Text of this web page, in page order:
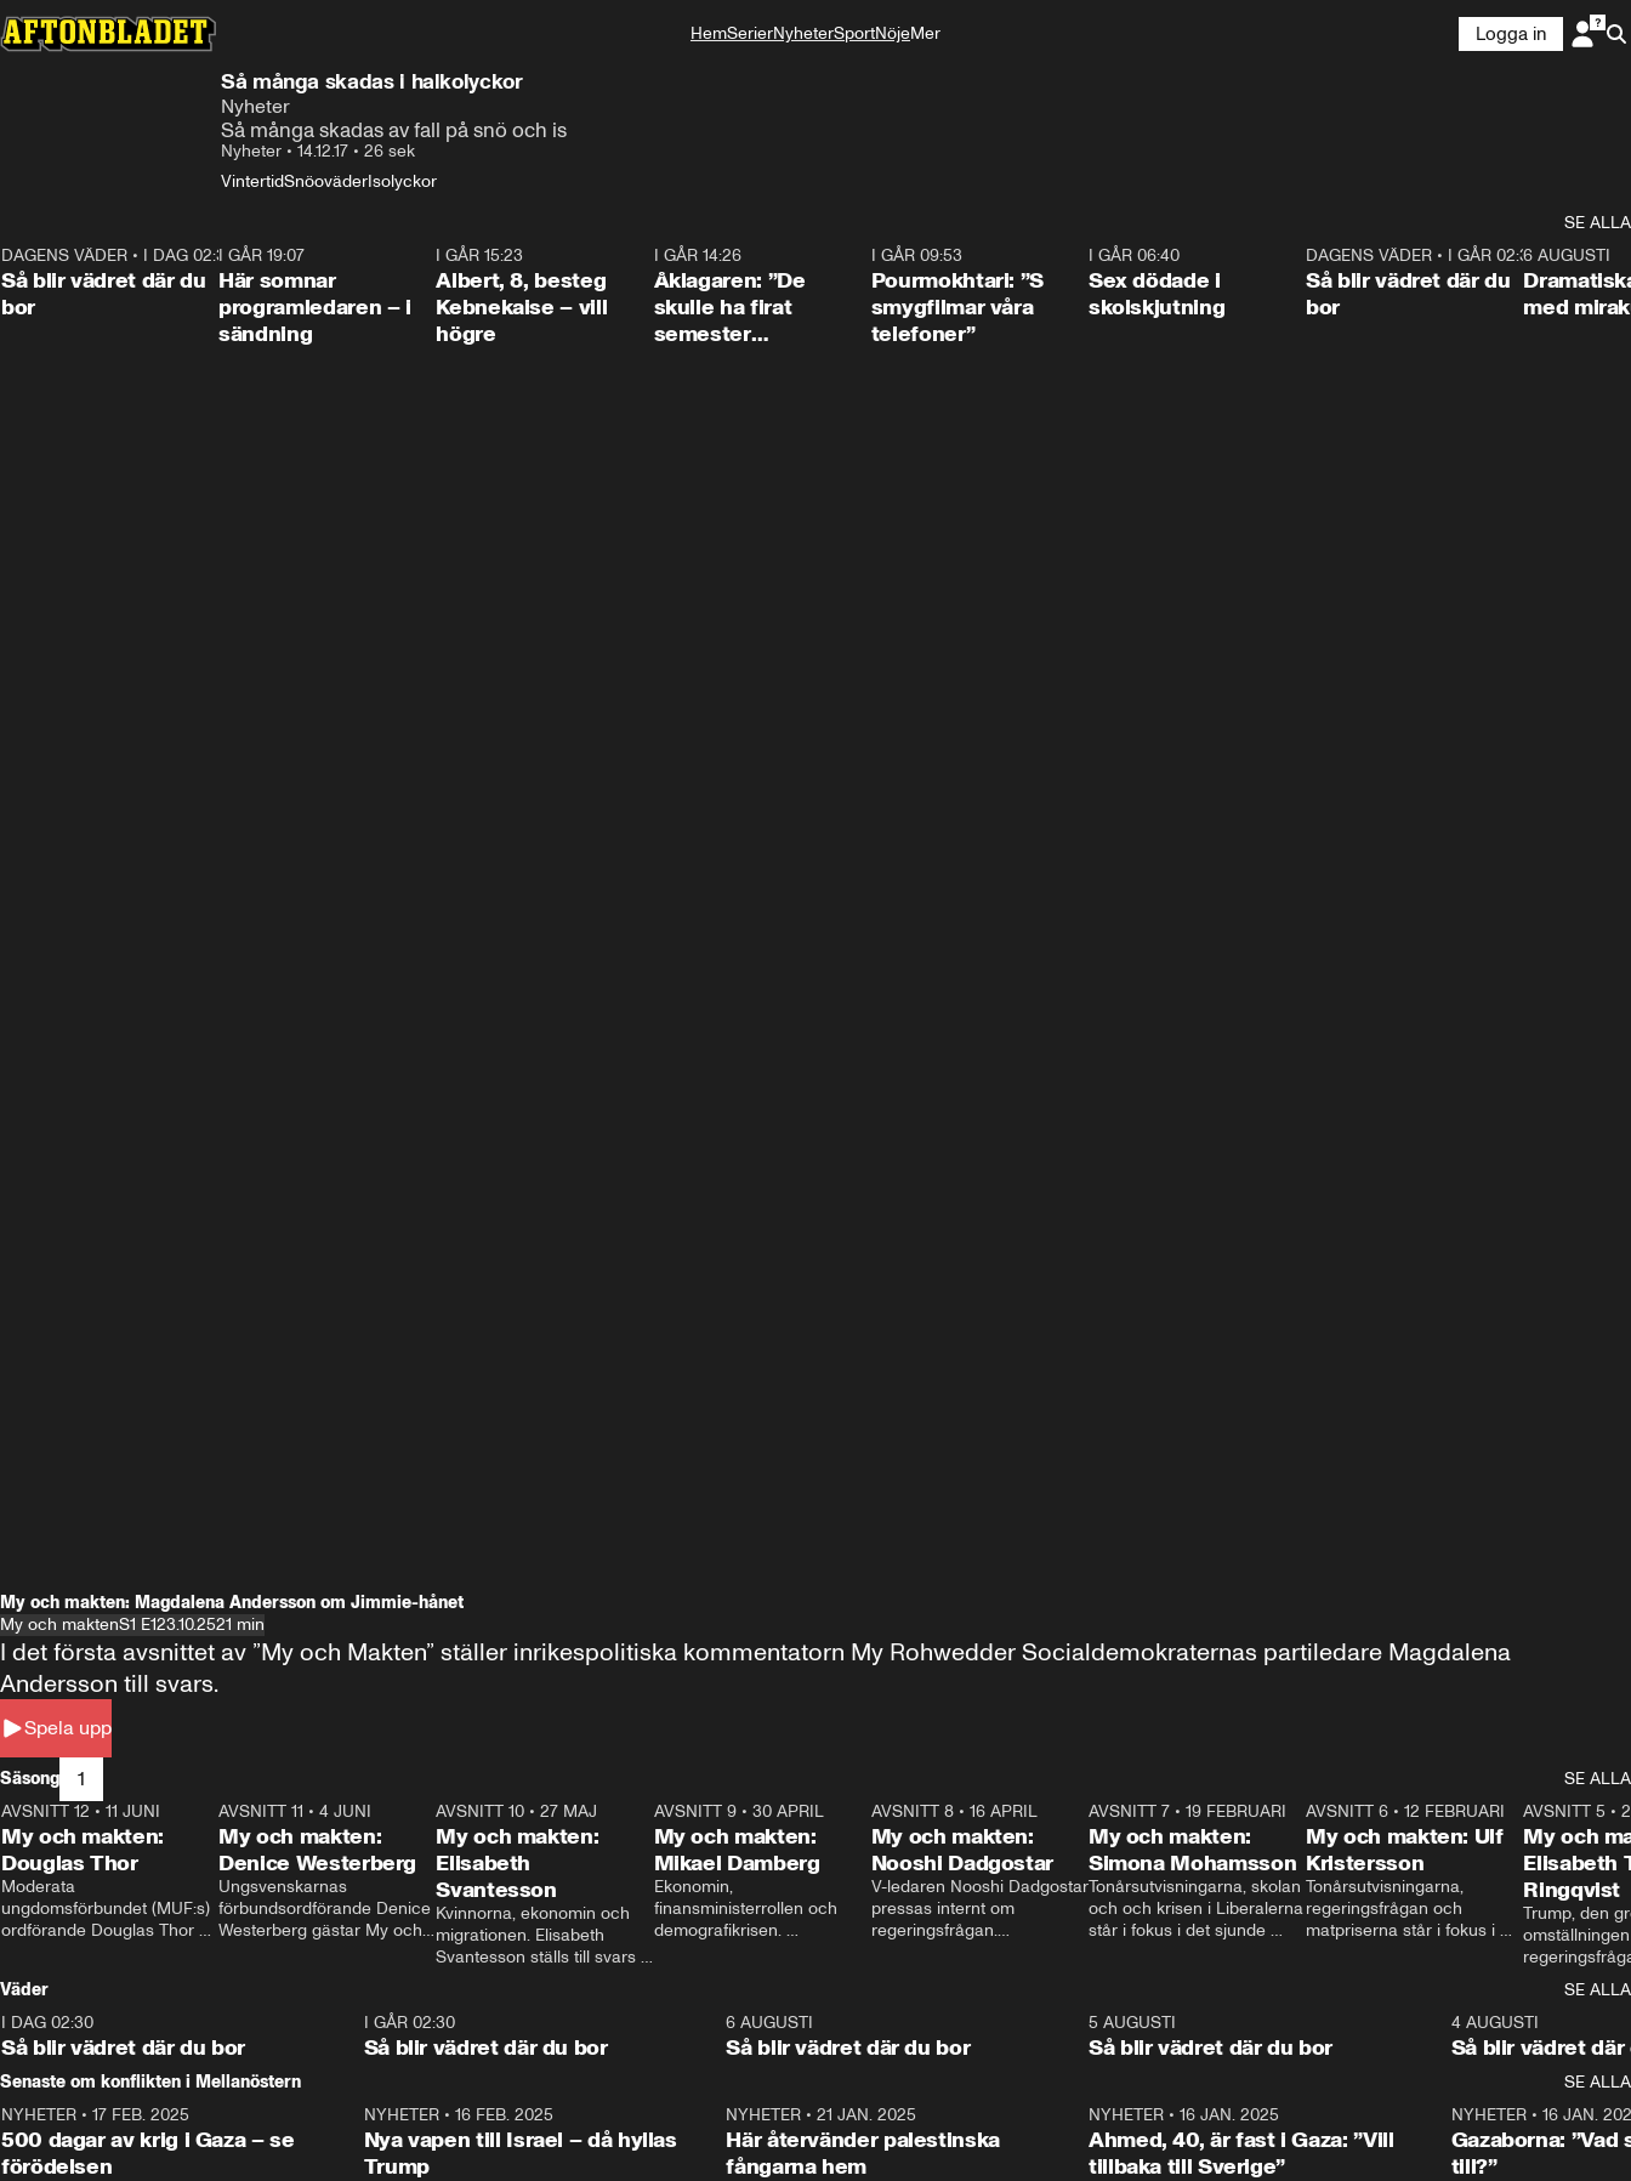
HemSerierNyheterSportNöjeMer
Logga in
Så många skadas i halkolyckor
Nyheter
Så många skadas av fall på snö och is
Nyheter • 14.12.17 • 26 sek
VintertidSnöoväderIsolyckor
SE ALLA
1:06
DAGENS VÄDER • I DAG 02:30
Så blir vädret där du
bor
I GÅR 19:07
Här somnar
programledaren – i
sändning
I GÅR 15:23
Albert, 8, besteg
Kebnekaise – vill
högre
I GÅR 14:26
Åklagaren: ”De
skulle ha firat
semester
I GÅR 09:53
Pourmokhtari: ”S
smygfilmar våra
telefoner”
I GÅR 06:40
Sex dödade i
skolskjutning
1:06
DAGENS VÄDER • I GÅR 02:30
Så blir vädret där du
bor
6 AUGUSTI
med
My och makten: Magdalena Andersson om Jimmie-hånet
My och maktenS1 E123.10.2521 min
Spela upp
I det första avsnittet av ”My och Makten” ställer inrikespolitiska kommentatorn My Rohwedder Socialdemokraternas partiledare Magdalena
Andersson till svars.
Säsong 1
SE ALLA
26:27
AVSNITT 12 • 11 JUNI
My och makten:
Douglas Thor
Moderata
ungdomsförbundet (MUF:s)
ordförande Douglas Thor
tonårsutvisningarna och hur
Moderaterna ska locka
väljare till valet i höst.
23:40
AVSNITT 11 •4 JUNI
My och makten:
Denice Westerberg
Ungsvenskarnas
förbundsordförande Denice
Westerberg gästar My och
AVSNITT 10 •27 MAJ
My och makten:
Elisabeth
Svantesson
Kvinnorna, ekonomin och
migrationen. Elisabeth
Svantesson ställs till svars
AVSNITT 9• 30 APRIL
My och makten:
Mikael Damberg
Ekonomin,
finansministerrollen och
demografikrisen.
och Makten.
AVSNITT 8• 16 APRIL
My och makten:
Nooshi Dadgostar
V-ledaren Nooshi Dadgostar
pressas internt om
regeringsfrågan.
– Vi ställer upp i val. Ska vi
vara med så sitter vi förstås
24:30
AVSNITT 7• 19 FEBRUARI
My och makten:
Simona Mohamsson
Tonårsutvisningarna, skolan
och och krisen i Liberalerna
står i fokus i det sjunde
kommentator My
Rohwedder ställer
utbildnings- och
Mohamsson till svars.
27:30
AVSNITT 6 •12 FEBRUARI
My och makten: Ulf
Kristersson
Tonårsutvisningarna,
regeringsfrågan och
matpriserna står i fokus i
Rohwedder ställer
statsminister Ulf Kristersson
AVSNITT 5 •
My och
Elisabeth
Ringqvist
Trump, den
centrum i
avsnittet av
Makten”. Se
Aftonbladets
Rohwedder
Thand Ring
Väder
SE ALLA
I DAG 02:30
Så blir vädret där du bor
1:06
I GÅR 02:30
Så blir vädret där du bor
6 AUGUSTI
Så blir vädret där du bor
5 AUGUSTI
Så blir vädret där du bor
4 AUGUSTI
Så blir vädret där
Senaste om konflikten i Mellanöstern
SE ALLA
NYHETER • 17 FEB. 2025
500 dagar av krig i Gaza – se
förödelsen
NYHETER• 16 FEB. 2025
Nya vapen till Israel – då hyllas
Trump
NYHETER •21 JAN. 2025
Här återvänder palestinska
fångarna hem
NYHETER• 16 JAN. 2025
Ahmed, 40, är fast i Gaza: ”Vill
tillbaka till Sverige”
NYHETER• 16 JAN.
Gazaborna:
till?”